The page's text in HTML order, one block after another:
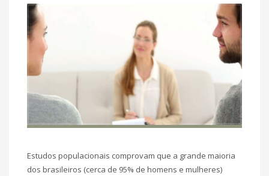
Estudos populacionais comprovam que a grande maioria
dos brasileiros (cerca de 95% de homens e mulheres)